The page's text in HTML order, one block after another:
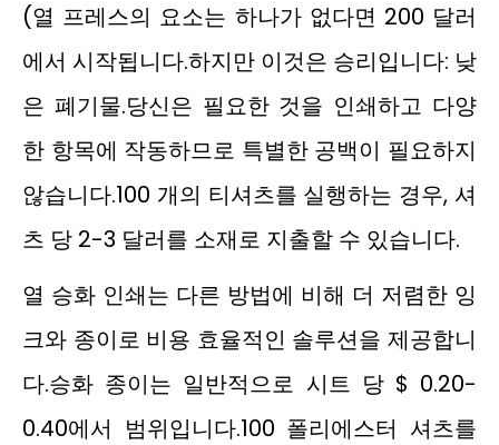
(열 프레스의 요소는 하나가 없다면 200 달러
에서 시작됩니다.하지만 이것은 승리입니다: 낮
은 폐기물.당신은 필요한 것을 인쇄하고 다양
한 항목에 작동하므로 특별한 공백이 필요하지
않습니다.100 개의 티셔츠를 실행하는 경우, 셔
츠 당 2-3 달러를 소재로 지출할 수 있습니다.
열 승화 인쇄는 다른 방법에 비해 더 저렴한 잉
크와 종이로 비용 효율적인 솔루션을 제공합니
다.승화 종이는 일반적으로 시트 당 $ 0.20-
0.40에서 범위입니다.100 폴리에스터 셔츠를